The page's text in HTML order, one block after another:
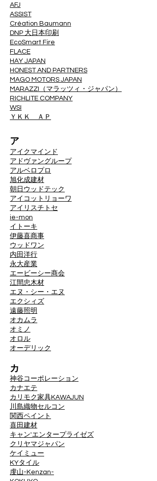
AFJ
ASSIST
Création Baumann
DNP 大日本印刷
EcoSmart Fire
FLACE
HAY JAPAN
HONEST AND PARTNERS
MAGO MOTORS JAPAN
MARAZZI（マラッツィ・ジャパン）
RICHLITE COMPANY
WSI
ＹＫＫ ＡＰ
ア
アイクマインド
アドヴァングループ
アルベロプロ
旭化成建材
朝日ウッドテック
アイコットリョーワ
アイリスチトセ
ie-mon
イトーキ
伊藤喜商事
ウッドワン
内田洋行
永大産業
エービーシー商会
江間忠木材
エヌ・シー・エヌ
エクシィズ
遠藤照明
オカムラ
オミノ
オロル
オーデリック
カ
神谷コーポレーション
カナエテ
カリモク家具KAWAJUN
川島織物セルコン
関西ペイント
喜田建材
キャン'エンタープライゼズ
クリヤマジャパン
ケイミュー
KYタイル
虔山-Kenzan-